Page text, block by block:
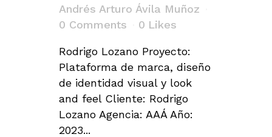
Andrés Arturo Ávila Muñoz
0 Comments
0 Likes
Rodrigo Lozano Proyecto:
Plataforma de marca, diseño
de identidad visual y look
and feel Cliente: Rodrigo
Lozano Agencia: AAÁ Año:
2023...